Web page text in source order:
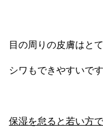
目の周りの皮膚はと
シワもできやすいです
保湿を怠ると若い方